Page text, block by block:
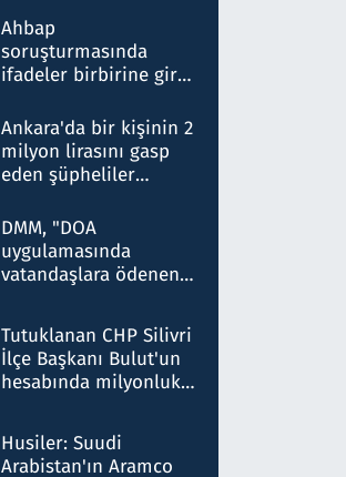
nitelikte olduğunu
belirtti
Ahbap
soruşturmasında
ifadeler birbirine girdi:
ifadelerinden ortaya
çıkan tablo şok etti
Ankara'da bir kişinin 2
milyon lirasını gasp
eden şüpheliler
DMM, "DOA
uygulamasında
vatandaşlara ödenen
düşürüldüğü" iddiasını
yalanladı
Tutuklanan CHP Silivri
İlçe Başkanı Bulut'un
hesabında milyonluk
talimat verdi, ben
gönderdim
Husiler: Suudi
Arabistan'ın Aramco